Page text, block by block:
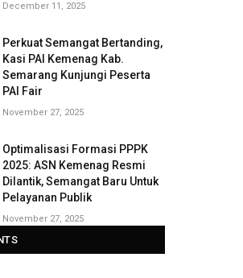
December 11, 2025
Perkuat Semangat Bertanding,
Kasi PAI Kemenag Kab.
Semarang Kunjungi Peserta
PAI Fair
November 27, 2025
Optimalisasi Formasi PPPK
2025: ASN Kemenag Resmi
Dilantik, Semangat Baru Untuk
Pelayanan Publik
November 27, 2025